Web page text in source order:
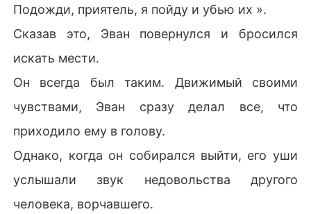
Подожди, приятель, я пойду и убью их ».
Сказав это, Эван повернулся и бросился
искать мести.
Он всегда был таким. Движимый своими
чувствами, Эван сразу делал все, что
приходило ему в голову.
Однако, когда он собирался выйти, его уши
услышали звук недовольства другого
человека, ворчавшего.